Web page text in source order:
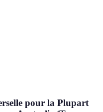
pour la Plupart